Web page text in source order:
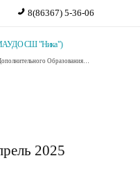
8(86367) 5-36-06
СШ "Ника")
Муниципальное Автономное Учреждение Дополнительного Образования Спортивная Школа "Ника". г. Красный Сулин.
2025